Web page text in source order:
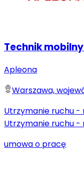
Technik
Apleona
Warszawa,
Utrzymanie ruchu -
Utrzymanie ruchu -
umowa o pracę